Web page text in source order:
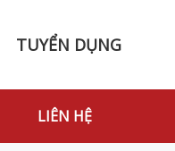
TUYỂN DỤNG
LIÊN HỆ